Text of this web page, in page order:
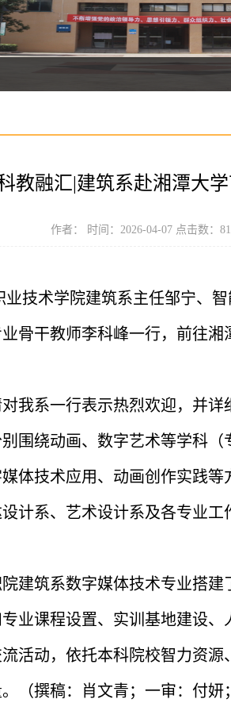
教融汇|建筑系赴湘潭大
作者： 时间：2026-04-07 点击数： 81
业技术学院建筑系主任邹宁、
骨干教师李科峰一行，前往湘
我系一行表示热烈欢迎，并详
围绕动画、数字艺术等学科
体技术应用、动画创作实践
计系、艺术设计系及各专业
建筑系数字媒体技术专业搭
业课程设置、实训基地建设
活动，依托本科院校智力资
（撰稿：肖文青；一审：付妍